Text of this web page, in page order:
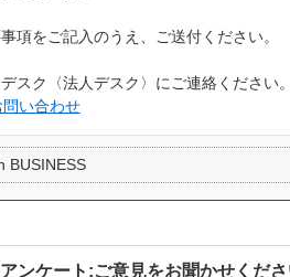
項をご記入のうえ、ご送付ください。
スク〈法人デスク〉にご連絡ください
い合わせ
BUSINESS
アンケート:ご意見をお聞かせくだ